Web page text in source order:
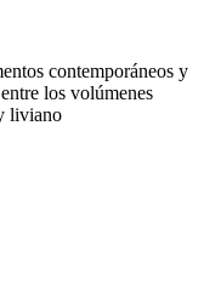
contemporáneos y
los volúmenes
liviano